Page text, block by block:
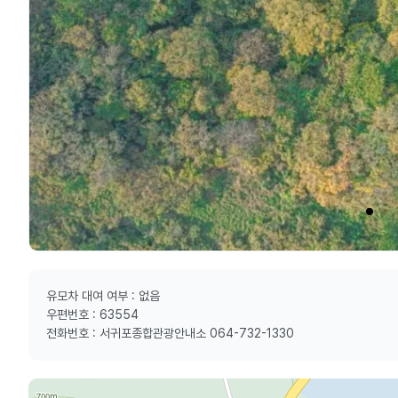
유모차 대여 여부 : 없음
우편번호 : 63554
전화번호 : 서귀포종합관광안내소 064-732-1330